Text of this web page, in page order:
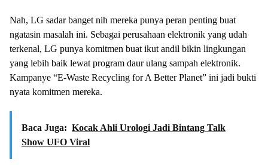
Nah, LG sadar banget nih mereka punya peran penting buat
ngatasin masalah ini. Sebagai perusahaan elektronik yang udah
terkenal, LG punya komitmen buat ikut andil bikin lingkungan
yang lebih baik lewat program daur ulang sampah elektronik.
Kampanye “E-Waste Recycling for A Better Planet” ini jadi bukti
nyata komitmen mereka.
Baca Juga: Kocak Ahli Urologi Jadi Bintang Talk
Show UFO Viral